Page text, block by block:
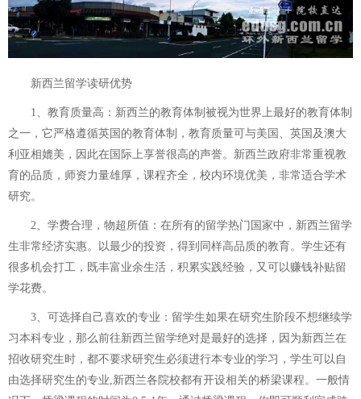
新西兰留学读研优势
1、教育质量高：新西兰的教育体制被视为世界上最好的教育体制
之一，它严格遵循英国的教育体制，教育质量可与美国、英国及澳大
利亚相媲美，因此在国际上享誉很高的声誉。新西兰政府非常重视教
育的品质，师资力量雄厚，课程齐全，校内环境优美，非常适合学术
研究。
2、学费合理，物超所值：在所有的留学热门国家中，新西兰留学
生非常经济实惠。以最少的投资，得到同样高品质的教育。学生还有
很多机会打工，既丰富业余生活，积累实践经验，又可以赚钱补贴留
学花费。
3、可选择自己喜欢的专业：留学生如果在研究生阶段不想继续学
习本科专业，那么前往新西兰留学绝对是最好的选择，因为新西兰在
招收研究生时，都不要求研究生必须进行本专业的学习，学生可以自
由选择研究生的专业,新西兰各院校都有开设相关的桥梁课程。一般情